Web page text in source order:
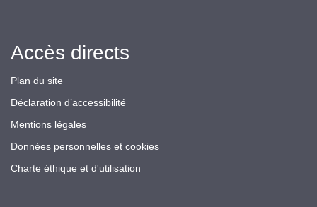
Accès directs
Plan du site
Déclaration d’accessibilité
Mentions légales
Données personnelles et cookies
Charte éthique et d'utilisation